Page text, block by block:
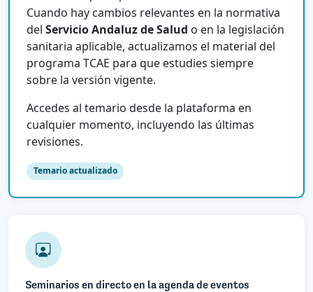
Cuando hay cambios relevantes en la normativa
del Servicio Andaluz de Salud o en la legislación
sanitaria aplicable, actualizamos el material del
programa TCAE para que estudies siempre
sobre la versión vigente.
Accedes al temario desde la plataforma en
cualquier momento, incluyendo las últimas
revisiones.
Temario actualizado
Seminarios en directo en la agenda de eventos